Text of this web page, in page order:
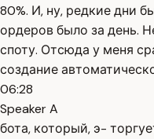
80%. И, ну, редкие дни
ордеров было за день.
споту. Отсюда у меня
создание
06:28
Speaker A
бота, который, э-